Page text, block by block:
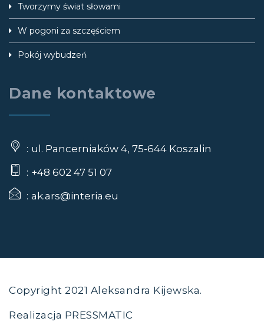
Tworzymy świat słowami
W pogoni za szczęściem
Pokój wybudzeń
Dane kontaktowe
ul. Pancerniaków 4, 75-644 Koszalin
+48 602 47 51 07
ak.ars@interia.eu
Copyright 2021 Aleksandra Kijewska.
Realizacja PRESSMATIC